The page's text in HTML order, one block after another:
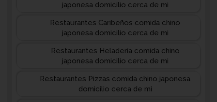
japonesa domicilio cerca de mi
Restaurantes Caribeños comida chino
japonesa domicilio cerca de mi
Restaurantes Heladería comida chino
japonesa domicilio cerca de mi
Restaurantes Pizzas comida chino japonesa
domicilio cerca de mi